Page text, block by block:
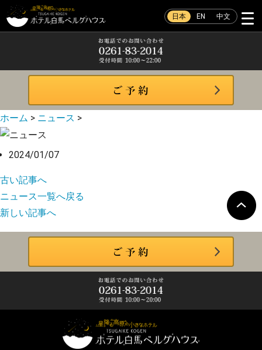
日本 EN 中文
ホーム > ニュース >
2024/01/07
古い記事へ
ニュース一覧へ戻る
新しい記事へ